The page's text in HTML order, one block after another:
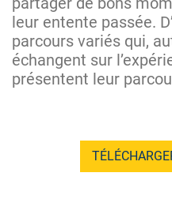
leur entente passée.
parcours variés qui,
échangent sur
présentent leur